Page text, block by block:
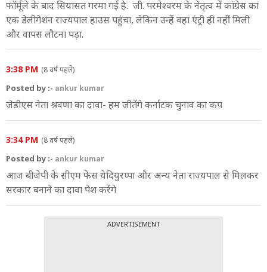
फॉर्मूले के बाद सियासत गरमा गई है. जी. परमेश्वरम के नेतृत्व में कांग्रेस का
एक डेलीगेशन राज्यपाल हाउस पहुंचा, लेकिन उन्हें वहां एंट्री ही नहीं मिली
और वापस लौटना पड़ा.
3:38 PM (8 वर्ष पहले)
Posted by :- ankur kumar
जेडीएस नेता श्रवणा का दावा- हम जीतेंगे कर्नाटक चुनाव का कप
3:34 PM (8 वर्ष पहले)
Posted by :- ankur kumar
आज बीजेपी के सीएम फेस येदियुरप्‍पा और अन्‍य नेता राज्यपाल से मिलकर
सरकार बनाने का दावा पेश करेंगे
ADVERTISEMENT